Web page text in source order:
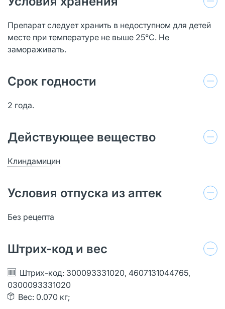
Препарат следует хранить в недоступном для детей
месте при температуре не выше 25°C. Не
замораживать.
Срок годности
2 года.
Действующее вещество
Клиндамицин
Условия отпуска из аптек
Без рецепта
Штрих-код и вес
Штрих-код: 300093331020, 4607131044765,
0300093331020
Вес: 0.070 кг;